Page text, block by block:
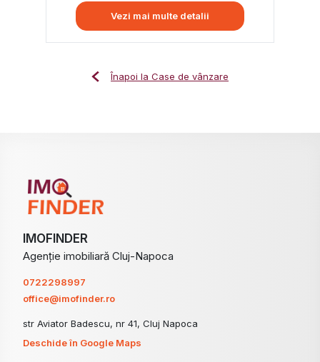
Vezi mai multe detalii
Înapoi la Case de vânzare
IMOFINDER
Agenție imobiliară Cluj-Napoca
0722298997
office@imofinder.ro
str Aviator Badescu, nr 41, Cluj Napoca
Deschide în Google Maps